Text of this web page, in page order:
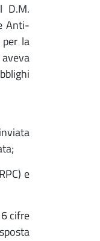
D.M.
Anti-
la
e
cifre